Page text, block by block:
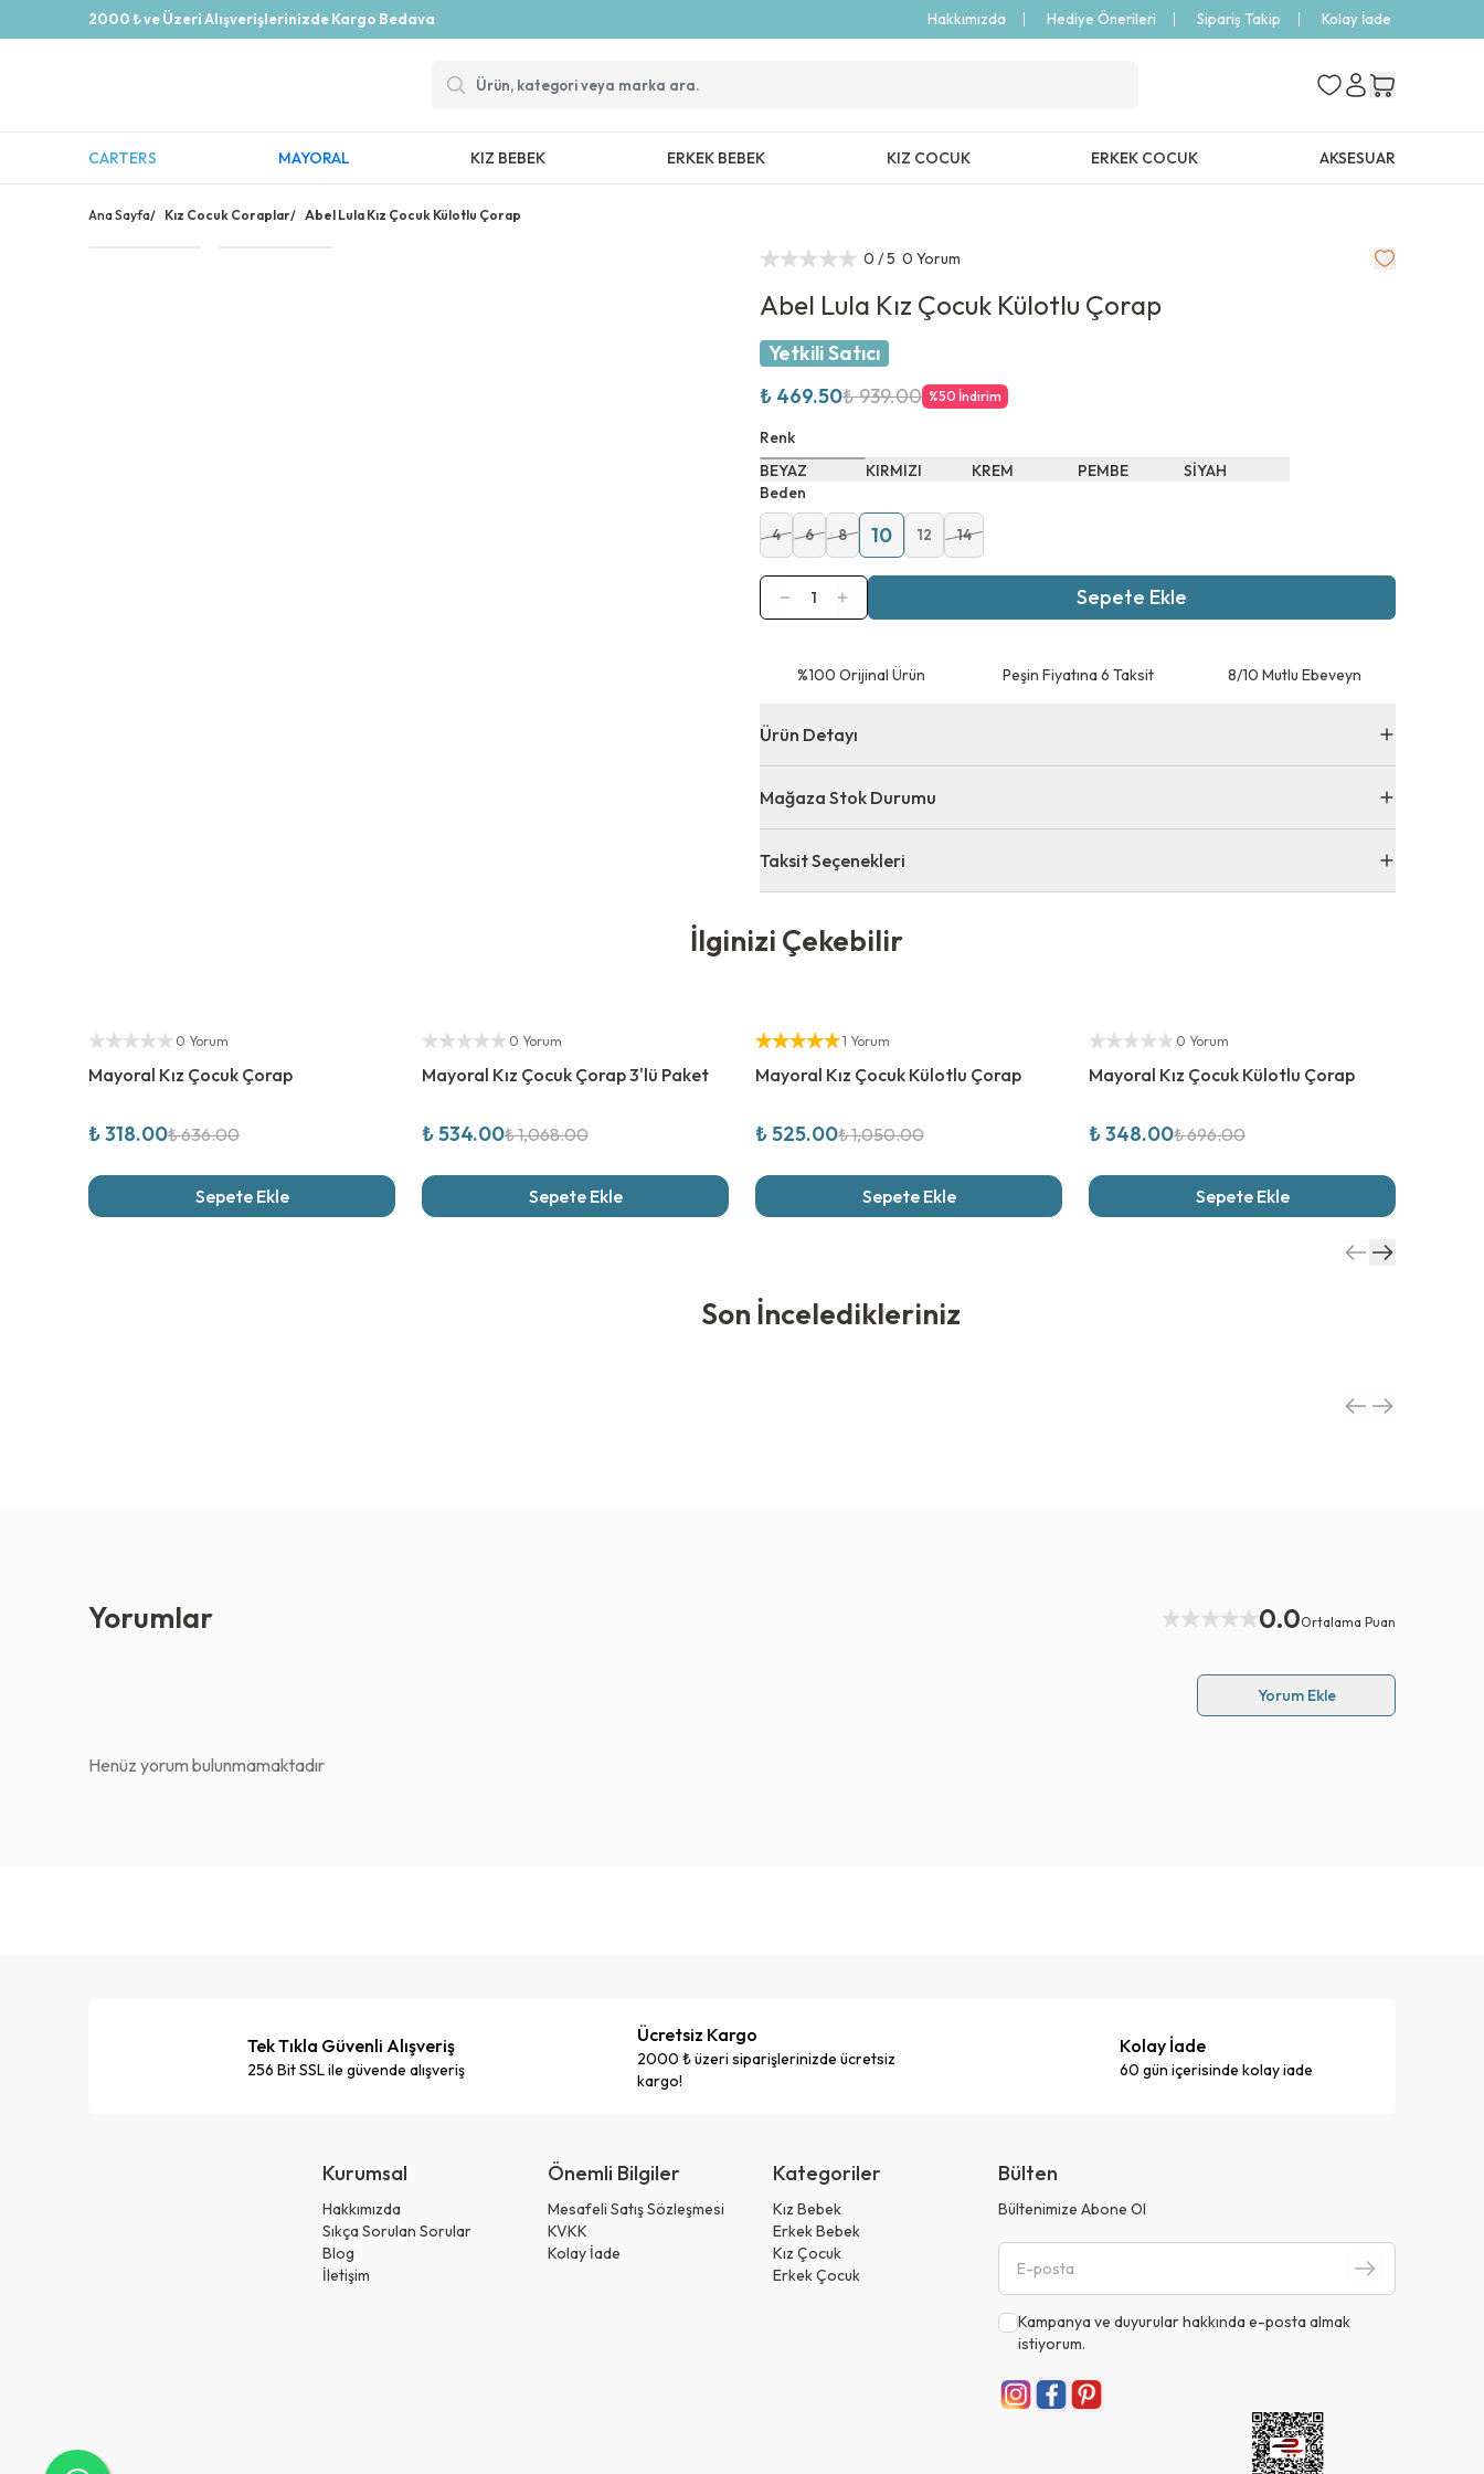
2000 ₺ ve Üzeri Alışverişlerinizde Kargo Bedava Hakkımızda Hediye Önerileri Sipariş Takip Kolay İade
CARTERS MAYORAL KIZ BEBEK ERKEK BEBEK KIZ COCUK ERKEK COCUK AKSESUAR
Ana Sayfa/ Kız Cocuk Coraplar/ Abel Lula Kız Çocuk Külotlu Çorap
0 / 5 0 Yorum
Abel Lula Kız Çocuk Külotlu Çorap
Yetkili Satıcı
₺ 469.50₺ 939.00 %50 İndirim
Renk
BEYAZ
KIRMIZI KREM PEMBE
SİYAH
Beden
4 6 8 10 12 14
1 Sepete Ekle
⁠%100 Orijinal Ürün Peşin Fiyatına 6 Taksit 8/10 Mutlu Ebeveyn
Ürün Detayı
Mağaza Stok Durumu
Taksit Seçenekleri
İlginizi Çekebilir
Yetkili Satıcı
0 Yorum
Mayoral Kız Çocuk Çorap
₺ 318.00₺ 636.00
Sepete Ekle
Yetkili Satıcı
0 Yorum
Mayoral Kız Çocuk Çorap 3'lü Paket
₺ 534.00₺ 1,068.00
Sepete Ekle
Yetkili Satıcı
1 Yorum
Mayoral Kız Çocuk Külotlu Çorap
₺ 525.00₺ 1,050.00
Sepete Ekle
Yetkili Satıcı
0 Yorum
Mayoral Kız Çocuk Külotlu Çorap
₺ 348.00₺ 696.00
Sepete Ekle
Son İnceledikleriniz
Yorumlar 0.0Ortalama Puan
Yorum Ekle
Henüz yorum bulunmamaktadır
Tek Tıkla Güvenli Alışveriş
256 Bit SSL ile güvende alışveriş
Ücretsiz Kargo
2000 ₺ üzeri siparişlerinizde ücretsiz
kargo!
Kolay İade
60 gün içerisinde kolay iade
Kurumsal
Hakkımızda
Sıkça Sorulan Sorular
Blog
İletişim
Önemli Bilgiler
Mesafeli Satış Sözleşmesi
KVKK
Kolay İade
Kategoriler
Kız Bebek
Erkek Bebek
Kız Çocuk
Erkek Çocuk
Bülten
Bültenimize Abone Ol
Kampanya ve duyurular hakkında e-posta almak
istiyorum.